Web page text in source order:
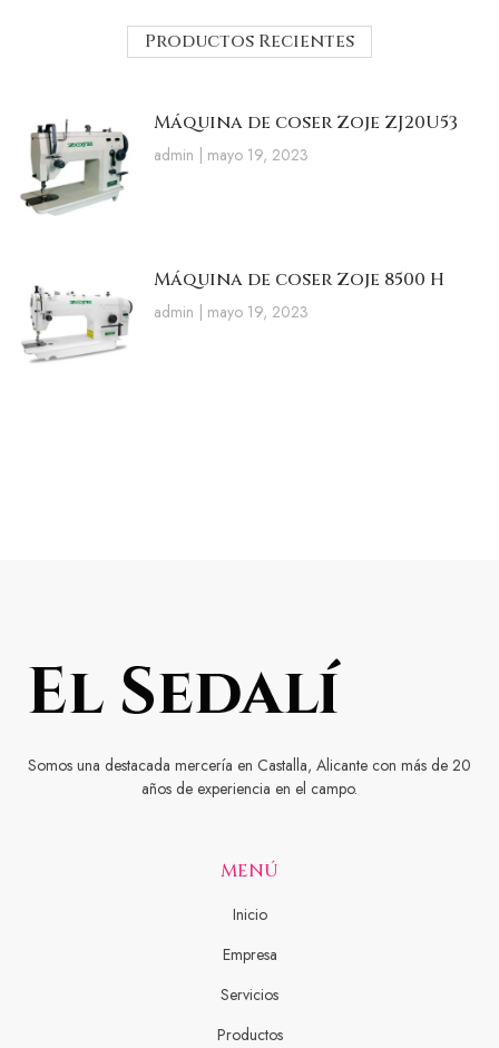
Productos Recientes
Máquina de coser Zoje ZJ20U53
admin mayo 19, 2023
Máquina de coser Zoje 8500 H
admin mayo 19, 2023
Somos una destacada mercería en Castalla, Alicante con más de 20
años de experiencia en el campo.
MENÚ
Inicio
Empresa
Servicios
Productos